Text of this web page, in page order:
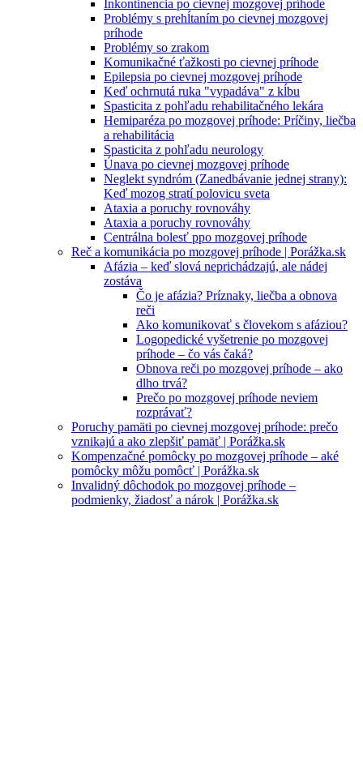
Inkontinencia po cievnej mozgovej príhode
Problémy s prehĺtaním po cievnej mozgovej
príhode
Problémy so zrakom
Komunikačné ťažkosti po cievnej príhode
Epilepsia po cievnej mozgovej príhode
Keď ochrnutá ruka "vypadáva" z kĺbu
Spasticita z pohľadu rehabilitačného lekára
Hemiparéza po mozgovej príhode: Príčiny, liečba
a rehabilitácia
Spasticita z pohľadu neurology
Únava po cievnej mozgovej príhode
Neglekt syndróm (Zanedbávanie jednej strany):
Keď mozog stratí polovicu sveta
Ataxia a poruchy rovnováhy
Ataxia a poruchy rovnováhy
Centrálna bolesť ppo mozgovej príhode
Reč a komunikácia po mozgovej príhode | Porážka.sk
Afázia – keď slová neprichádzajú, ale nádej
zostáva
Čo je afázia? Príznaky, liečba a obnova
reči
Ako komunikovať s človekom s afáziou?
Logopedické vyšetrenie po mozgovej
príhode – čo vás čaká?
Obnova reči po mozgovej príhode – ako
dlho trvá?
Prečo po mozgovej príhode neviem
rozprávať?
Poruchy pamäti po cievnej mozgovej príhode: prečo
vznikajú a ako zlepšiť pamäť | Porážka.sk
Kompenzačné pomôcky po mozgovej príhode – aké
pomôcky môžu pomôcť | Porážka.sk
Invalidný dôchodok po mozgovej príhode –
podmienky, žiadosť a nárok | Porážka.sk